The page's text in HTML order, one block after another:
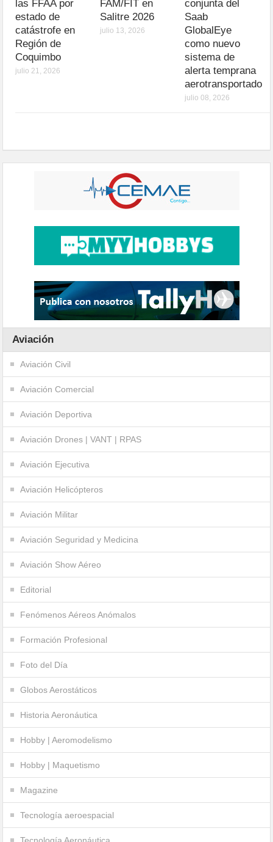
las FFAA por
estado de
catástrofe en
Región de
Coquimbo
julio 21, 2026
FAM/FIT en
Salitre 2026
julio 13, 2026
conjunta del
Saab
GlobalEye
como nuevo
sistema de
alerta temprana
aerotransportado
julio 08, 2026
Aviación
Aviación Civil
Aviación Comercial
Aviación Deportiva
Aviación Drones | VANT | RPAS
Aviación Ejecutiva
Aviación Helicópteros
Aviación Militar
Aviación Seguridad y Medicina
Aviación Show Aéreo
Editorial
Fenómenos Aéreos Anómalos
Formación Profesional
Foto del Día
Globos Aerostáticos
Historia Aeronáutica
Hobby | Aeromodelismo
Hobby | Maquetismo
Magazine
Tecnología aeroespacial